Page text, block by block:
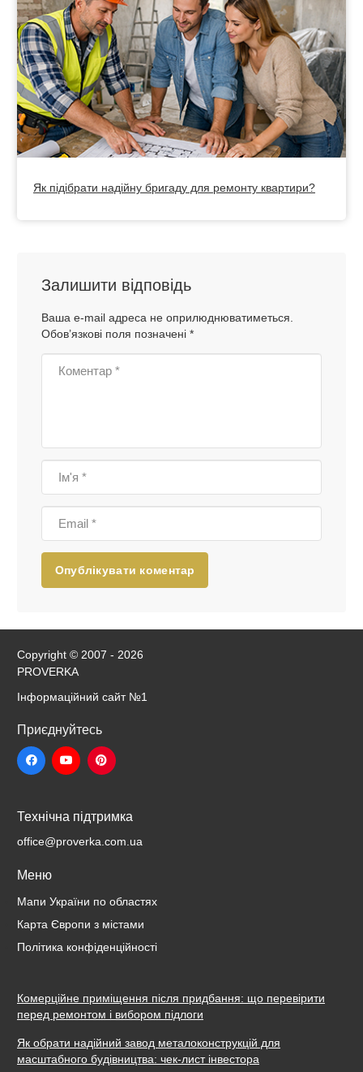
Як підібрати надійну бригаду для ремонту квартири?
Залишити відповідь
Ваша e-mail адреса не оприлюднюватиметься.
Обов’язкові поля позначені *
Опублікувати коментар
Copyright © 2007 - 2026
PROVERKA
Інформаційний сайт №1
Приєднуйтесь
Технічна підтримка
office@proverka.com.ua
Меню
Мапи України по областях
Карта Європи з містами
Політика конфіденційності
Комерційне приміщення після придбання: що перевірити
перед ремонтом і вибором підлоги
Як обрати надійний завод металоконструкцій для
масштабного будівництва: чек-лист інвестора